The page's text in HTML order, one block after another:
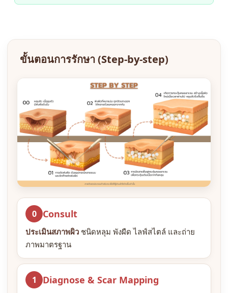
ขั้นตอนการรักษา (Step-by-step)
0 Consult
ประเมินสภาพผิว ชนิดหลุม พังผืด ไลฟ์สไตล์ และถ่าย
ภาพมาตรฐาน
1 Diagnose & Scar Mapping